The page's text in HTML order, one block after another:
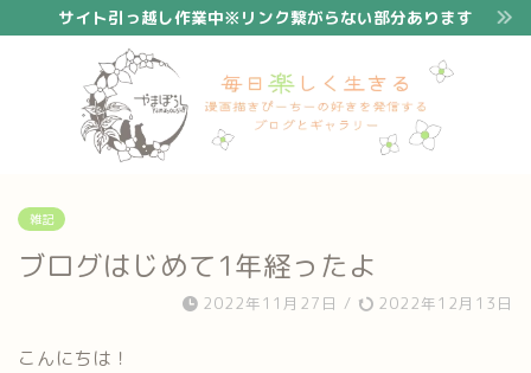
サイト引っ越し作業中※リンク繋がらない部分あります
雑記
ブログはじめて1年経ったよ
2022年11月27日 / 2022年12月13日
こんにちは！